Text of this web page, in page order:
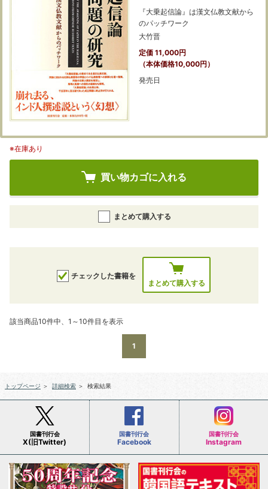
『大乗起信論』は漢文仏教文献から
のパッチワーク
大竹晋
定価 11,000円
（本体価格10,000円）
発売日
※在庫あり
買い物カゴに入れる
まとめて購入する
チェックした書籍を
まとめて購入する
該当商品10件中、1～10件目を表示
1
トップページ ＞ 詳細検索 ＞ 検索結果
国書刊行会
X(旧Twitter)
国書刊行会
Facebook
国書刊行会
Instagram